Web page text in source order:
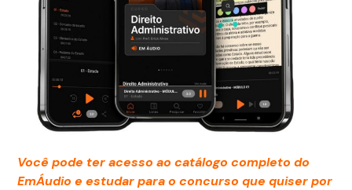
Você pode ter acesso ao catálogo completo do
EmÁudio e estudar para o concurso que quiser por